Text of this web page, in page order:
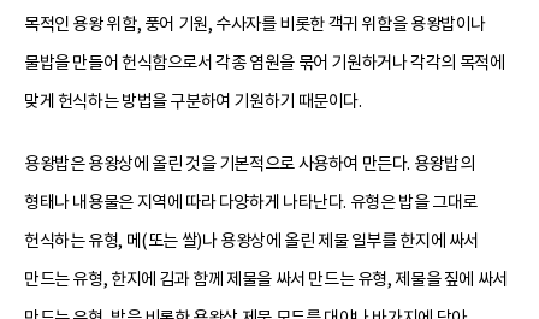
목적인 용왕 위함, 풍어 기원, 수사자를 비롯한 객귀 위함을 용왕밥이나
물밥을 만들어 헌식함으로서 각종 염원을 묶어 기원하거나 각각의 목적에
맞게 헌식하는 방법을 구분하여 기원하기 때문이다.
용왕밥은 용왕상에 올린 것을 기본적으로 사용하여 만든다. 용왕밥의
형태나 내용물은 지역에 따라 다양하게 나타난다. 유형은 밥을 그대로
헌식하는 유형, 메(또는 쌀)나 용왕상에 올린 제물 일부를 한지에 싸서
만드는 유형, 한지에 김과 함께 제물을 싸서 만드는 유형, 제물을 짚에 싸서